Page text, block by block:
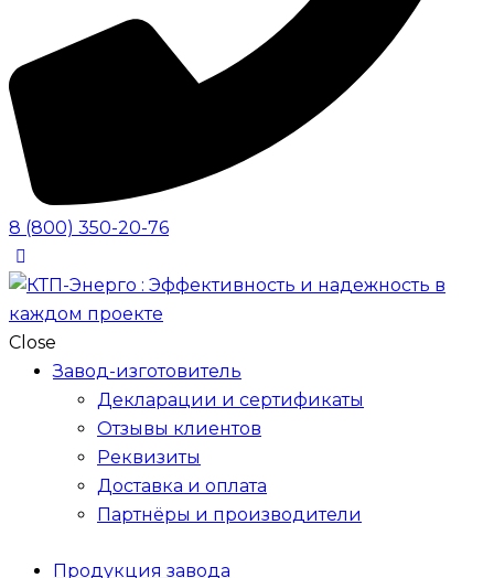
8 (800) 350-20-76
Close
Завод-изготовитель
Декларации и сертификаты
Отзывы клиентов
Реквизиты
Доставка и оплата
Партнёры и производители
Продукция завода